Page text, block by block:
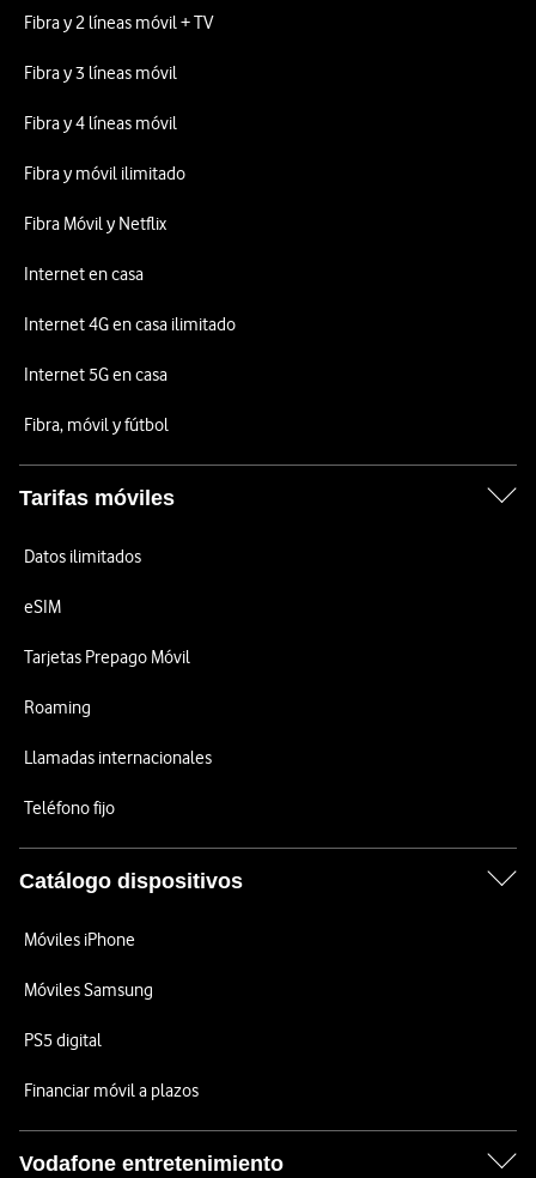
Fibra y 2 líneas móvil + TV
Fibra y 3 líneas móvil
Fibra y 4 líneas móvil
Fibra y móvil ilimitado
Fibra Móvil y Netflix
Internet en casa
Internet 4G en casa ilimitado
Internet 5G en casa
Fibra, móvil y fútbol
Tarifas móviles
Datos ilimitados
eSIM
Tarjetas Prepago Móvil
Roaming
Llamadas internacionales
Teléfono fijo
Catálogo dispositivos
Móviles iPhone
Móviles Samsung
PS5 digital
Financiar móvil a plazos
Vodafone entretenimiento